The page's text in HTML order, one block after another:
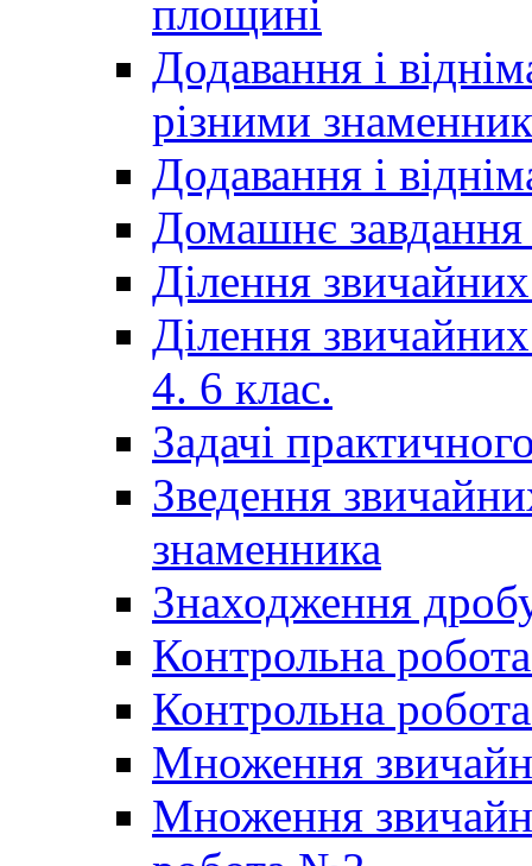
площині
Додавання і
різними
Додавання і
Домашнє завдання
Ділення
Ділення
4. 6 клас.
Задачі
Зведення
знаменника
Знаходження
Контрольна
Контрольна
Множення
Множення